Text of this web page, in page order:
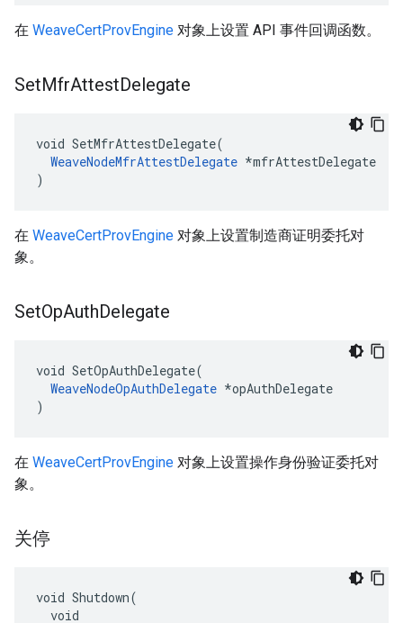
在 WeaveCertProvEngine 对象上设置 API 事件回调函数。
SetMfrAttestDelegate
void SetMfrAttestDelegate(
WeaveNodeMfrAttestDelegate *mfrAttestDelegate
)
在 WeaveCertProvEngine 对象上设置制造商证明委托对
象。
SetOpAuthDelegate
void SetOpAuthDelegate(
WeaveNodeOpAuthDelegate *opAuthDelegate
)
在 WeaveCertProvEngine 对象上设置操作身份验证委托对
象。
关停
void Shutdown(
  void